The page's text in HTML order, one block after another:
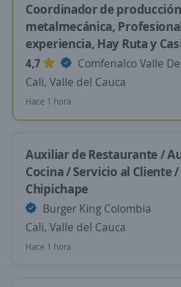
Coordinador de producción
metalmecánica,
experiencia, Hay Ruta y
4,7
Comfenalco Valle
Cali, Valle del Cauca
Hace 1 hora
Auxiliar de Restaurante /
Cocina / Servicio al Cliente
Chipichape
Burger King Colombia
Cali, Valle del Cauca
Hace 1 hora